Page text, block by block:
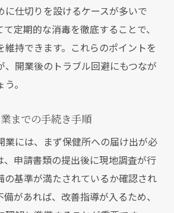
に仕切りを設けるケースが多いで
定期的な消毒を徹底することで、
維持できます。これらのポイントを
、開業後のトラブル回避にもつなが
。
までの手続き手順
業には、まず保健所への届け出が必
、申請書類の提出後に現地調査が行
の基準が満たされているか確認され
があれば、改善指導が入るため、